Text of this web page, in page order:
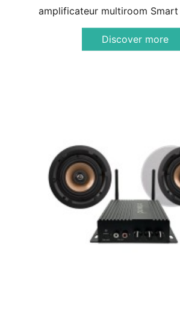
amplificateur multiroom
Discover more